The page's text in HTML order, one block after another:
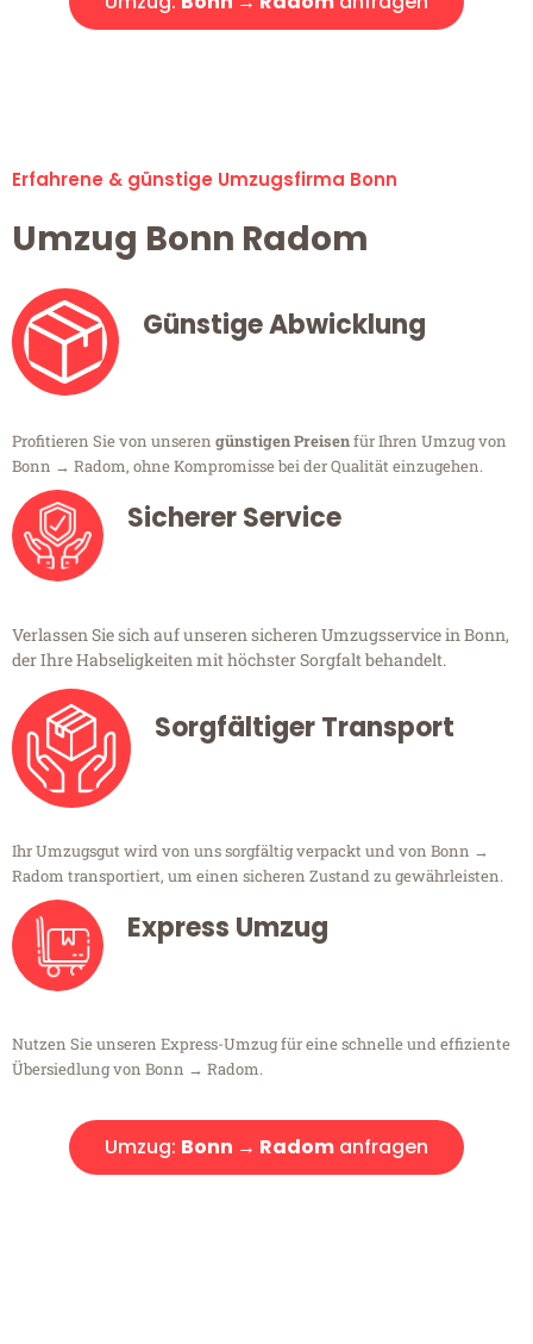
Erfahrene & günstige Umzugsfirma Bonn
Umzug Bonn Radom
Günstige Abwicklung
Profitieren Sie von unseren günstigen Preisenfür Ihren Umzug von
Bonn → Radom, ohne Kompromisse bei der Qualität einzugehen.
Sicherer Service
Verlassen Sie sich auf unseren sicheren Umzugsservice in Bonn,
der Ihre Habseligkeiten mit höchster Sorgfalt behandelt.
Sorgfältiger Transport
Ihr Umzugsgut wird von uns sorgfältig verpackt und von Bonn →
Radom transportiert, um einen sicheren Zustand zu gewährleisten.
Express Umzug
Nutzen Sie unseren Express-Umzug für eine schnelle und effiziente
Übersiedlung von Bonn → Radom.
Umzug: Bonn → Radom anfragen